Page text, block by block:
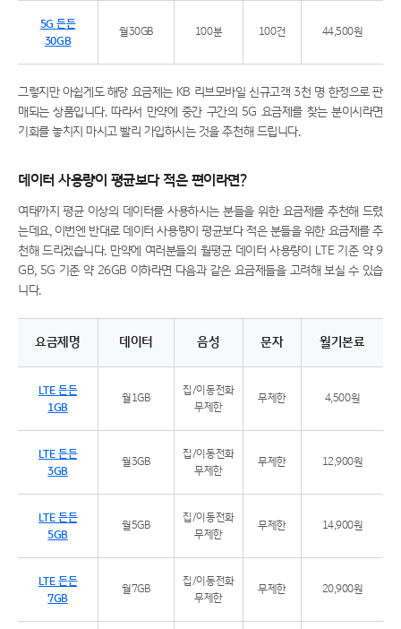
5G 든든
30GB
월30GB 100분 100건 44,500원
그렇지만 아쉽게도 해당 요금제는 KB 리브모바일 신규고객 3천 명 한정으로 판
매되는 상품입니다. 따라서 만약에 중간 구간의 5G 요금제를 찾는 분이시라면
기회를 놓치지 마시고 빨리 가입하시는 것을 추천해 드립니다.
데이터 사용량이 평균보다 적은 편이라면?
여태까지 평균 이상의 데이터를 사용하시는 분들을 위한 요금제를 추천해 드렸
는데요, 이번엔 반대로 데이터 사용량이 평균보다 적은 분들을 위한 요금제를 추
천해 드리겠습니다. 만약에 여러분들의 월평균 데이터 사용량이 LTE 기준 약 9
GB, 5G 기준 약 26GB 이하라면 다음과 같은 요금제들을 고려해 보실 수 있습
니다.
요금제명 데이터 음성 문자 월기본료
LTE 든든
1GB
월1GB
집/이동전화
무제한
무제한 4,500원
LTE 든든
3GB
월3GB
집/이동전화
무제한
무제한 12,900원
LTE 든든
5GB
월5GB
집/이동전화
무제한
무제한 14,900원
LTE 든든
7GB
월7GB
집/이동전화
무제한
무제한 20,900원